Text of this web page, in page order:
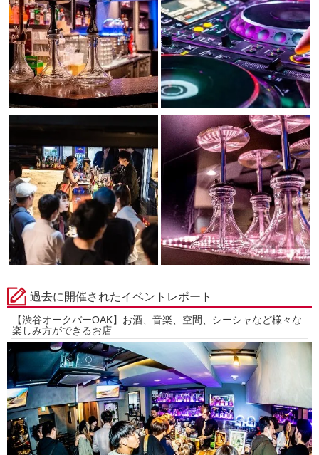
過去に開催されたイベントレポート
【渋谷オークバーOAK】お酒、音楽、空間、シーシャなど様々な
楽しみ方ができるお店